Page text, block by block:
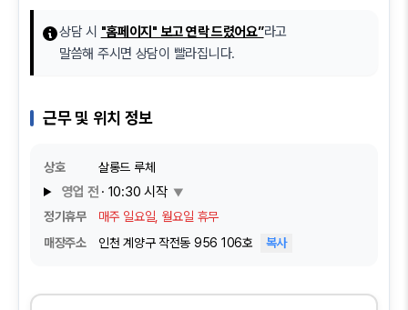
상담 시 "홈페이지" 보고 연락 드렸어요”라고
말씀해 주시면 상담이 빨라집니다.
근무 및 위치 정보
상호 살롱드 루체
영업 전 · 10:30 시작 ▼
정기휴무
매주 일요일, 월요일 휴무
매장주소
인천 계양구 작전동 956 106호 복사